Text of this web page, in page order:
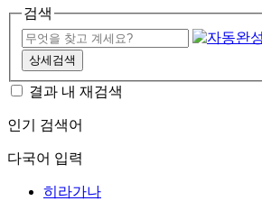
검색
상세검색
결과 내 재검색
인기 검색어
다국어 입력
히라가나